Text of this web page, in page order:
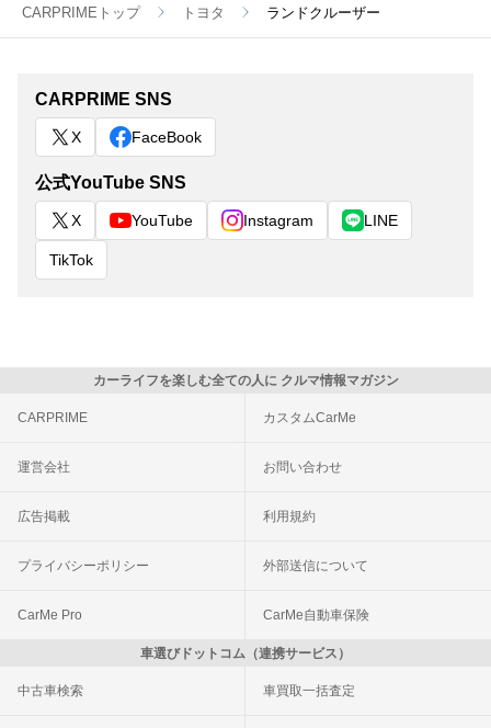
CARPRIMEトップ トヨタ ランドクルーザー
CARPRIME SNS
X FaceBook
公式YouTube SNS
X YouTube Instagram LINE
TikTok
カーライフを楽しむ全ての人に クルマ情報マガジン
CARPRIME カスタムCarMe
運営会社 お問い合わせ
広告掲載 利用規約
プライバシーポリシー 外部送信について
CarMe Pro CarMe自動車保険
車選びドットコム（連携サービス）
中古車検索 車買取一括査定